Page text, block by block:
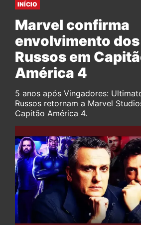
INÍCIO
Marvel confirma
envolvimento
Russos em
América 4
5 anos após Vingadores:
Russos retornam a Marvel
Capitão América 4.